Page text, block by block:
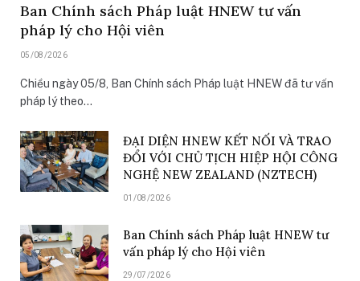
Ban Chính sách Pháp luật HNEW tư vấn
pháp lý cho Hội viên
05/08/2026
Chiều ngày 05/8, Ban Chính sách Pháp luật HNEW đã tư vấn
pháp lý theo…
ĐẠI DIỆN HNEW KẾT NỐI VÀ TRAO
ĐỔI VỚI CHỦ TỊCH HIỆP HỘI CÔNG
NGHỆ NEW ZEALAND (NZTECH)
01/08/2026
Ban Chính sách Pháp luật HNEW tư
vấn pháp lý cho Hội viên
29/07/2026